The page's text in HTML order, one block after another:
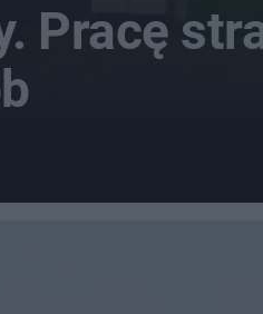
Pracę